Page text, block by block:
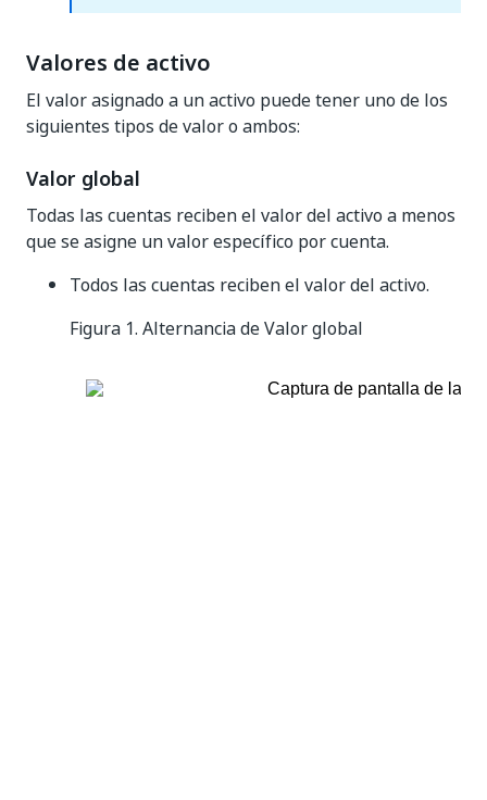
Valores de activo
El valor asignado a un activo puede tener uno de los
siguientes tipos de valor o ambos:
Valor global
Todas las cuentas reciben el valor del activo a menos
que se asigne un valor específico por cuenta.
Todos las cuentas reciben el valor del activo.
Figura 1. Alternancia de Valor global